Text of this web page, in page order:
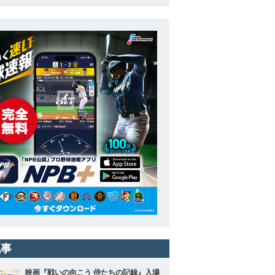
映画『戦いの向こう 侍たちの記録』入場